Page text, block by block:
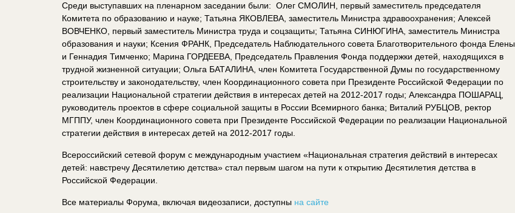
Среди выступавших на пленарном заседании были: Олег СМОЛИН, первый заместитель председателя
Комитета по образованию и науке; Татьяна ЯКОВЛЕВА, заместитель Министра здравоохранения; Алексей
ВОВЧЕНКО, первый заместитель Министра труда и соцзащиты; Татьяна СИНЮГИНА, заместитель Министра
образования и науки; Ксения ФРАНК, Председатель Наблюдательного совета Благотворительного фонда Елены
и Геннадия Тимченко; Марина ГОРДЕЕВА, Председатель Правления Фонда поддержки детей, находящихся в
трудной жизненной ситуации; Ольга БАТАЛИНА, член Комитета Государственной Думы по государственному
строительству и законодательству, член Координационного совета при Президенте Российской Федерации по
реализации Национальной стратегии действия в интересах детей на 2012-2017 годы; Александра ПОШАРАЦ,
руководитель проектов в сфере социальной защиты в России Всемирного банка; Виталий РУБЦОВ, ректор
МГППУ, член Координационного совета при Президенте Российской Федерации по реализации Национальной
стратегии действия в интересах детей на 2012-2017 годы.
Всероссийский сетевой форум с международным участием «Национальная стратегия действий в интересах
детей: навстречу Десятилетию детства» стал первым шагом на пути к открытию Десятилетия детства в
Российской Федерации.
Все материалы Форума, включая видеозаписи, доступны на сайте